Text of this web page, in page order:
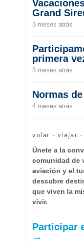
Grand
3 meses atrás
primera
3 meses atrás
Normas
4 meses atrás
volar · viajar
Únete a la
comunidad de
aviación y el
descubre
que viven la
vivir.
Participar
→